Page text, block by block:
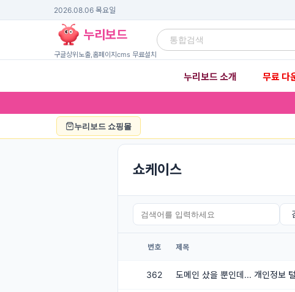
2026.08.06 목요일
누리보드
구글상위노출,홈페이지cms 무료설치
누리보드 소개 무료 다
누리보드 쇼핑몰
쇼케이스
번호 제목
362 도메인 샀을 뿐인데... 개인정보